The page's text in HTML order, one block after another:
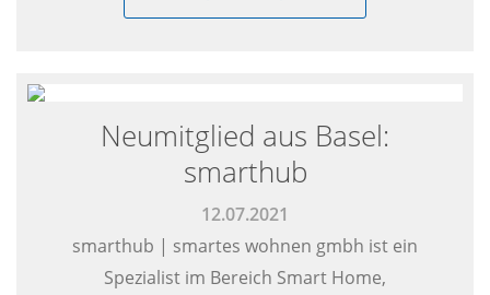
Neumitglied aus Basel:
smarthub
12.07.2021
smarthub | smartes wohnen gmbh ist ein
Spezialist im Bereich Smart Home,